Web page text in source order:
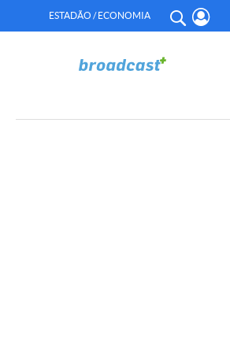
ESTADÃO / ECONOMIA